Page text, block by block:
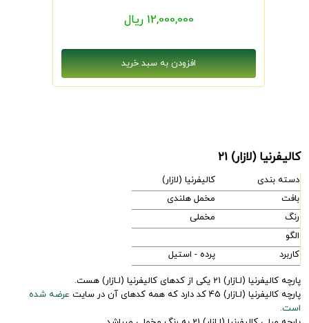
12,000,000 ریال
کالیفرنیا (لازار) 21
دسته بندی
کالیفرنیا (لازار)
بافت
مخمل هلندی
رنگ
مخملی
الگو
کاربرد
پرده - استیل
پارچه کالیفرنیا (لـازار) 21 یکی از کدهای کالیفرنیا (لـازار) هست.
پارچه کالیفرنیا (لـازار) 45 کد دارد که همه کدهای آن در سایت
عرضه شده
است.